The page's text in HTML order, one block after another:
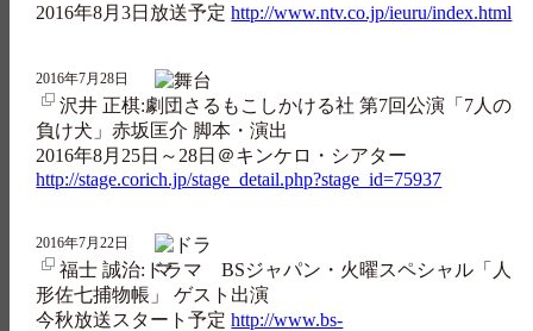
2016年8月3日放送予定http://www.ntv.co.jp/ieuru/index.html
2016年7月28日
沢井 正棋:劇団さるもこしかける社 第7回公演「7人の
負け犬」赤坂匡介 脚本・演出
2016年8月25日～28日＠キンケロ・シアター
http://stage.corich.jp/stage_detail.php?stage_id=75937
2016年7月22日
福士 誠治:ドラマ BSジャパン・火曜スペシャル「人
形佐七捕物帳」 ゲスト出演
今秋放送スタート予定http://www.bs-